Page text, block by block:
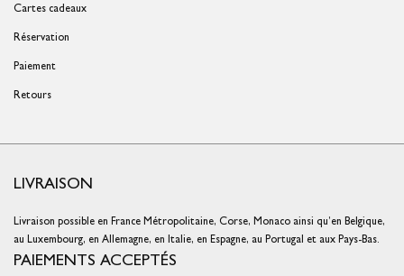
Cartes cadeaux
Réservation
Paiement
Retours
LIVRAISON
Livraison possible en France Métropolitaine, Corse, Monaco ainsi qu’en Belgique,
au Luxembourg, en Allemagne, en Italie, en Espagne, au Portugal et aux Pays-Bas.
PAIEMENTS ACCEPTÉS